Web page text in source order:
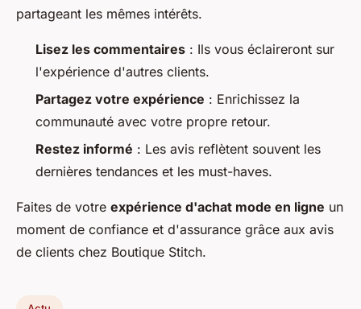
partageant les mêmes intérêts.
Lisez les commentaires : Ils vous éclaireront sur
l'expérience d'autres clients.
Partagez votre expérience : Enrichissez la
communauté avec votre propre retour.
Restez informé : Les avis reflètent souvent les
dernières tendances et les must-haves.
Faites de votre expérience d'achat mode en ligne un
moment de confiance et d'assurance grâce aux avis
de clients chez Boutique Stitch.